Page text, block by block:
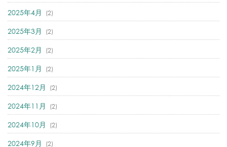
2025年4月 (2)
2025年3月 (2)
2025年2月 (2)
2025年1月 (2)
2024年12月 (2)
2024年11月 (2)
2024年10月 (2)
2024年9月 (2)